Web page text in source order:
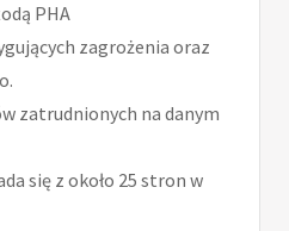
PHA
zagrożenia oraz
zatrudnionych na danym
się z około 25 stron w